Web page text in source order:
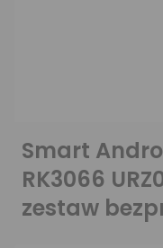
Smart
RK3066
zestaw